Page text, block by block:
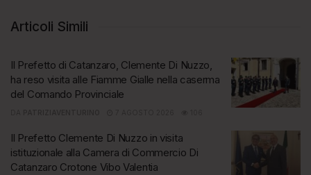
Articoli Simili
Il Prefetto di Catanzaro, Clemente Di Nuzzo,
ha reso visita alle Fiamme Gialle nella caserma
del Comando Provinciale
Il Prefetto Clemente Di Nuzzo in visita
istituzionale alla Camera di Commercio Di
Catanzaro Crotone Vibo Valentia